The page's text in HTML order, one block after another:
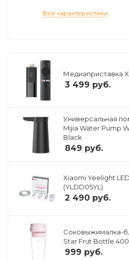
Все характеристики
Медиаприставка
3 499 руб.
Универсальная
Mijia Water Pump
Black
849 руб.
Xiaomi Yeelight
(YLDD05YL)
2 490 руб.
Соковыжималка-
Star Frut Bottle
999 руб.